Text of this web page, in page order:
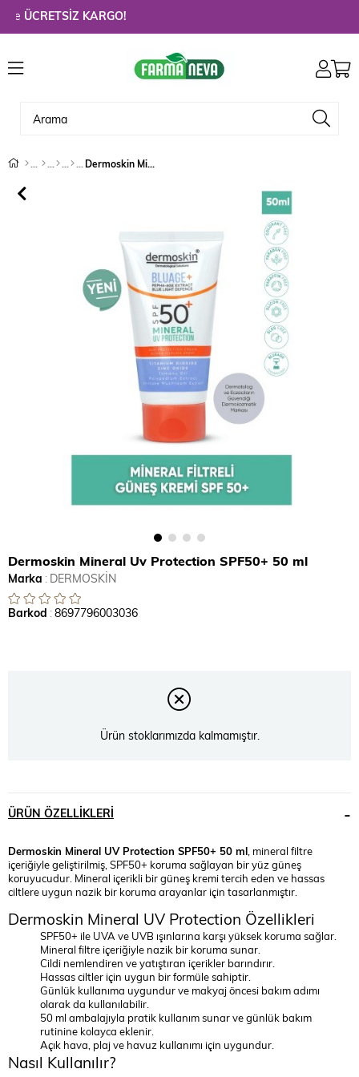
ÜCRETSİZ KARGO!
Dermoskin Mineral Uv Protection SPF50+ 50 ml
Dermoskin Mineral Uv Protection SPF50+ 50 ml
Marka : DERMOSKİN
Barkod :8697796003036
Ürün stoklarımızda kalmamıştır.
ÜRÜN ÖZELLIKLERI
Dermoskin Mineral UV Protection SPF50+ 50 ml , mineral filtre
içeriğiyle geliştirilmiş, SPF50+ koruma sağlayan bir yüz güneş
koruyucudur. Mineral içerikli bir güneş kremi tercih eden ve hassas
ciltlere uygun nazik bir koruma arayanlar için tasarlanmıştır.
Dermoskin Mineral UV Protection Özellikleri
SPF50+ ile UVA ve UVB ışınlarına karşı yüksek koruma sağlar.
Mineral filtre içeriğiyle nazik bir koruma sunar.
Cildi nemlendiren ve yatıştıran içerikler barındırır.
Hassas ciltler için uygun bir formüle sahiptir.
Günlük kullanıma uygundur ve makyaj öncesi bakım adımı
olarak da kullanılabilir.
50 ml ambalajıyla pratik kullanım sunar ve günlük bakım
rutinine kolayca eklenir.
Açık hava, plaj ve havuz kullanımı için uygundur.
Nasıl Kullanılır?